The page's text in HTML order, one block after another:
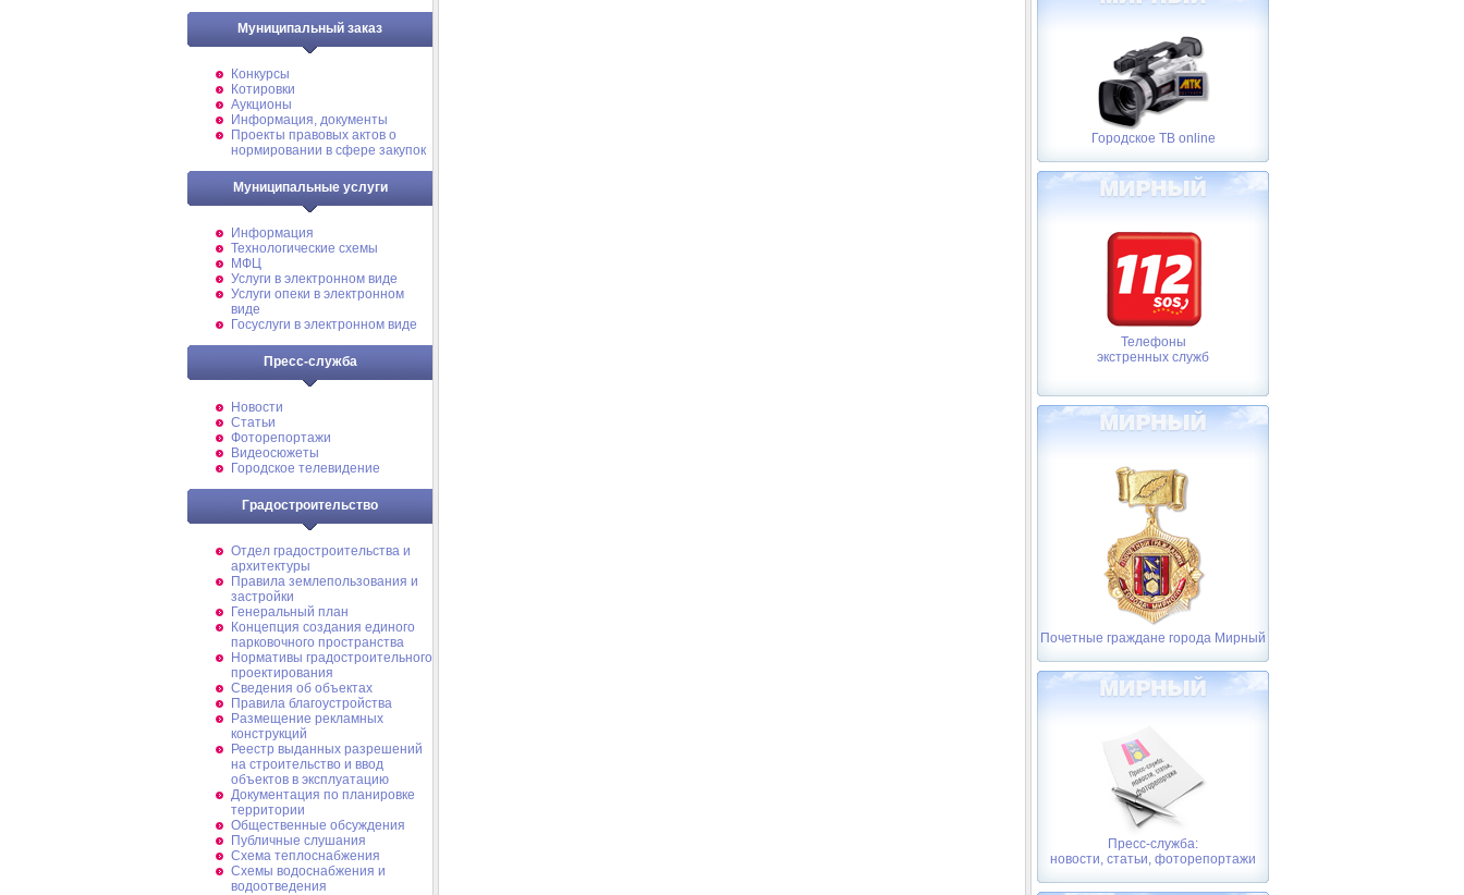
Муниципальный заказ
Конкурсы
Котировки
Аукционы
Информация, документы
Проекты правовых актов о
нормировании в сфере закупок
Муниципальные услуги
Информация
Технологические схемы
МФЦ
Услуги в электронном виде
Услуги опеки в электронном
виде
Госуслуги в электронном виде
Пресс-служба
Новости
Статьи
Фоторепортажи
Видеосюжеты
Городское телевидение
Градостроительство
Отдел градостроительства и
архитектуры
Правила землепользования и
застройки
Генеральный план
Концепция создания единого
парковочного пространства
Нормативы градостроительного
проектирования
Сведения об объектах
Правила благоустройства
Размещение рекламных
конструкций
Реестр выданных разрешений
на строительство и ввод
объектов в эксплуатацию
Документация по планировке
территории
Общественные обсуждения
Публичные слушания
Схема теплоснабжения
Схемы водоснабжения и
водоотведения
Городское ТВ online
Телефоны
экстренных служб
Почетные граждане города Мирный
Пресс-служба:
новости, статьи, фоторепортажи